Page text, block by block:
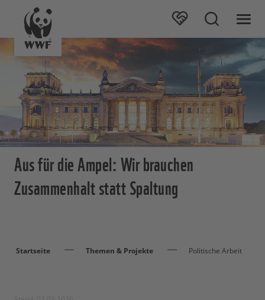
Aus für die Ampel: Wir brauchen
Zusammenhalt statt Spaltung
Startseite Themen & Projekte Politische Arbeit